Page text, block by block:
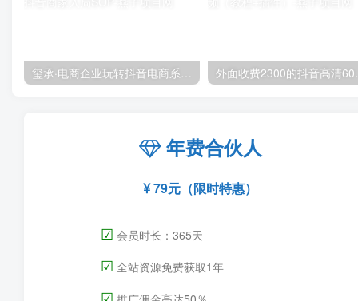
玺承·电商企业玩转抖音电商系列课，6大维度，6位老师，线上揭秘抖音商家入局SOP 外面收费
年费合伙人
79元（限时特惠）
☑ 会员时长：365天
☑ 全站资源免费获取1年